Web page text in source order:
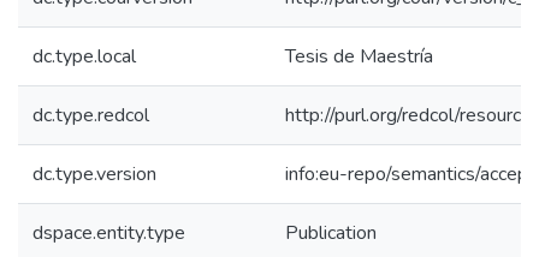
dc.type.local Tesis de Maestría
dc.type.redcol http://purl.org/redcol/
dc.type.version info:eu-repo/semantics/
dspace.entity.type Publication